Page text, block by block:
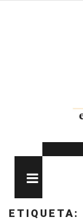
ETIQUETA: